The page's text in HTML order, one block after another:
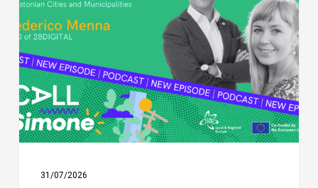
épisode
:
villes
et
numérisation
31/07/2026